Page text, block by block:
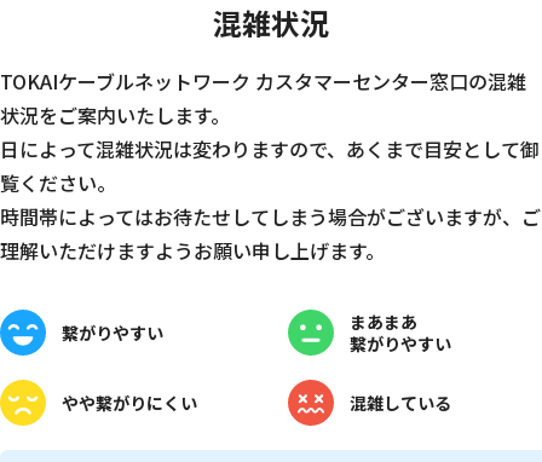
混雑状況
TOKAIケーブルネットワーク カスタマーセンター窓口の混雑
状況をご案内いたします。
日によって混雑状況は変わりますので、あくまで目安として御
覧ください。
時間帯によってはお待たせしてしまう場合がございますが、ご
理解いただけますようお願い申し上げます。
繋がりやすい
まあまあ
繋がりやすい
やや繋がりにくい 混雑している